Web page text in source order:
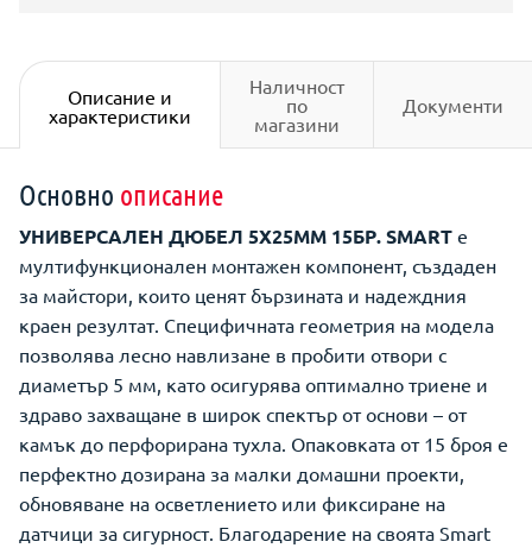
Описание и
характеристики
Наличност
по
магазини
Документи
Основно описание
УНИВЕРСАЛЕН ДЮБЕЛ 5X25ММ 15БР. SMART е
мултифункционален монтажен компонент, създаден
за майстори, които ценят бързината и надеждния
краен резултат. Специфичната геометрия на модела
позволява лесно навлизане в пробити отвори с
диаметър 5 мм, като осигурява оптимално триене и
здраво захващане в широк спектър от основи – от
камък до перфорирана тухла. Опаковката от 15 броя е
перфектно дозирана за малки домашни проекти,
обновяване на осветлението или фиксиране на
датчици за сигурност. Благодарение на своята Smart